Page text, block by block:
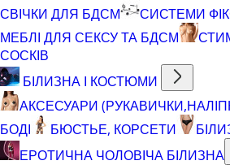
СВІЧКИ ДЛЯ БДСМ
СИСТЕМИ
МЕБЛІ ДЛЯ СЕКСУ ТА БДСМ
СОСКІВ
БІЛИЗНА І КОСТЮМИ
АКСЕСУАРИ
БОДІ
БЮСТЬЕ, КОРСЕТИ
ЕРОТИЧНА ЧОЛОВІЧА БІЛИЗНА